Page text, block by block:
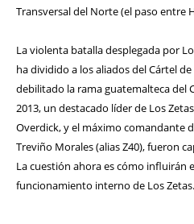
Transversal del Norte (el paso entre
La violenta batalla desplegada por
ha dividido a los aliados del Cártel
debilitado la rama guatemalteca del
2013, un destacado líder de Los
Overdick, y el máximo comandante
Treviño Morales (alias Z40), fueron
La cuestión ahora es cómo influirán
funcionamiento interno de Los Zetas.